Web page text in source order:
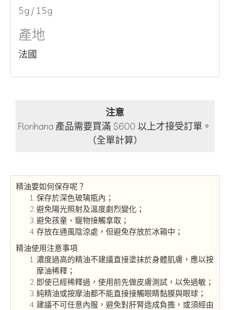
精油要如何保存呢？
保存於深色玻璃瓶內；
避免陽光照射及溫度劇烈變化；
避免孩童、寵物接觸拿取；
存放在通風陰涼處，但避免存放於冰箱中；
精油使用注意事項
濃度過高的精油不建議直接塗抹於身體肌膚，應以按
摩油稀釋；
即使已經稀釋過，使用前先做皮膚測試，以免過敏；
純精油或按摩油都不能直接接觸眼睛黏膜與眼球；
建議不可任意內服，避免對肝腎造成負擔，或須經由
注意
Florihana 產品需要買滿 $600 以上才接受訂單。
（全單計算）
5g / 15g
產地
法國